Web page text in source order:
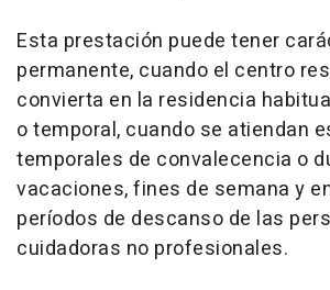
Esta prestación puede tener
permanente, cuando el centro
convierta en la residencia
o temporal, cuando se atiendan
temporales de convalecencia o
vacaciones, fines de semana y
períodos de descanso de las
cuidadoras no profesionales.